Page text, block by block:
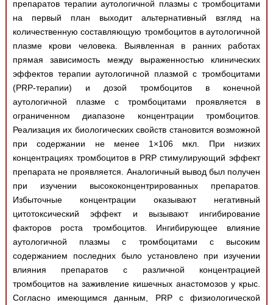
препаратов терапии аутологичной плазмы с тромбоцитами
на первый план выходит альтернативный взгляд на
количественную составляющую тромбоцитов в аутологичной
плазме крови человека. Выявленная в ранних работах
прямая зависимость между выраженностью клинических
эффектов терапии аутологичной плазмой с тромбоцитами
(PRP-терапии) и дозой тромбоцитов в конечной
аутологичной плазме с тромбоцитами проявляется в
ограниченном диапазоне концентрации тромбоцитов.
Реализация их биологических свойств становится возможной
при содержании не менее 1×106 мкл. При низких
концентрациях тромбоцитов в PRP стимулирующий эффект
препарата не проявляется. Аналогичный вывод был получен
при изучении высококонцентрированных препаратов.
Избыточные концентрации оказывают негативный
цитотоксический эффект и вызывают ингибирование
факторов роста тромбоцитов. Ингибирующее влияние
аутологичной плазмы с тромбоцитами с высоким
содержанием последних было установлено при изучении
влияния препаратов с различной концентрацией
тромбоцитов на заживление кишечных анастомозов у крыс.
Согласно имеющимся данным, PRP с физиологической